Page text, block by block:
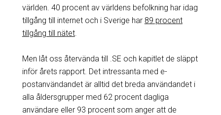
världen. 40 procent av världens befolkning har idag
tillgång till internet och i Sverige har 89 procent
tillgång till nätet.
Men låt oss återvända till .SE och kapitlet de släppt
inför årets rapport. Det intressanta med e-
postanvändandet är alltid det breda användandet i
alla åldersgrupper med 62 procent dagliga
användare eller 93 procent som anger att de